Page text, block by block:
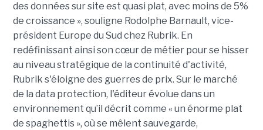
des données sur site est quasi plat, avec moins de 5%
de croissance », souligne Rodolphe Barnault, vice-
président Europe du Sud chez Rubrik. En
redéfinissant ainsi son cœur de métier pour se hisser
au niveau stratégique de la continuité d'activité,
Rubrik s'éloigne des guerres de prix. Sur le marché
de la data protection, l'éditeur évolue dans un
environnement qu’il décrit comme « un énorme plat
de spaghettis », où se mêlent sauvegarde,